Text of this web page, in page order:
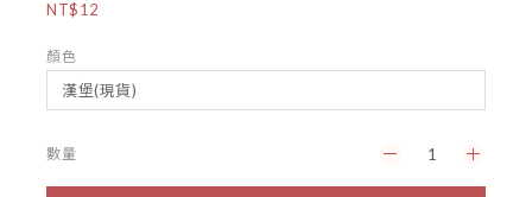
NT$12
顏色
數量